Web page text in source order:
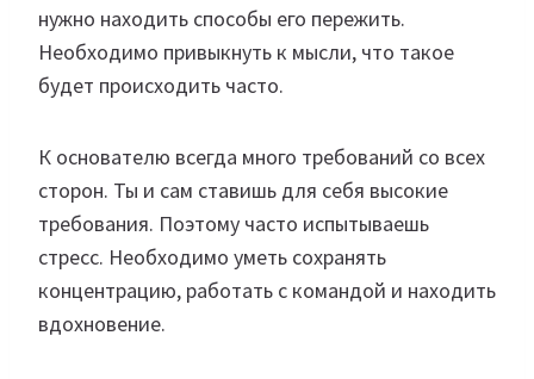
нужно находить способы его пережить.
Необходимо привыкнуть к мысли, что такое
будет происходить часто.
К основателю всегда много требований со всех
сторон. Ты и сам ставишь для себя высокие
требования. Поэтому часто испытываешь
стресс. Необходимо уметь сохранять
концентрацию, работать с командой и находить
вдохновение.